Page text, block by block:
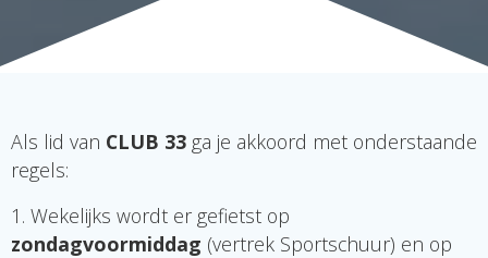
Als lid van CLUB 33 ga je akkoord met onderstaande
regels:
1. Wekelijks wordt er gefietst op
zondagvoormiddag (vertrek Sportschuur) en op